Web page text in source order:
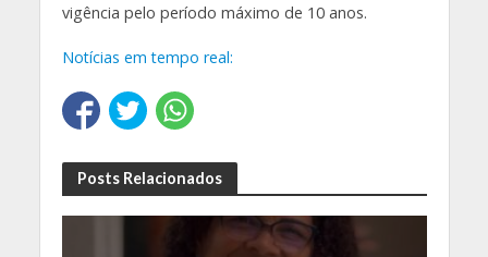
vigência pelo período máximo de 10 anos.
Notícias em tempo real:
Posts Relacionados